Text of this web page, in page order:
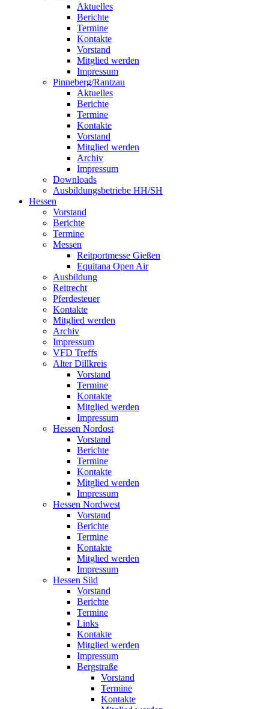
Aktuelles
Berichte
Termine
Kontakte
Vorstand
Mitglied werden
Impressum
Pinneberg/Rantzau
Aktuelles
Berichte
Termine
Kontakte
Vorstand
Mitglied werden
Archiv
Impressum
Downloads
Ausbildungsbetriebe HH/SH
Hessen
Vorstand
Berichte
Termine
Messen
Reitportmesse Gießen
Equitana Open Air
Ausbildung
Reitrecht
Pferdesteuer
Kontakte
Mitglied werden
Archiv
Impressum
VFD Treffs
Alter Dillkreis
Vorstand
Termine
Kontakte
Mitglied werden
Impressum
Hessen Nordost
Vorstand
Berichte
Termine
Kontakte
Mitglied werden
Impressum
Hessen Nordwest
Vorstand
Berichte
Termine
Kontakte
Mitglied werden
Impressum
Hessen Süd
Vorstand
Berichte
Termine
Links
Kontakte
Mitglied werden
Impressum
Bergstraße
Vorstand
Termine
Kontakte